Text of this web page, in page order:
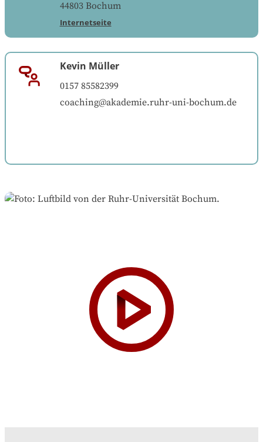
44803 Bochum
Internetseite
Kevin Müller
0157 85582399
coaching@akademie.ruhr-uni-bochum.de